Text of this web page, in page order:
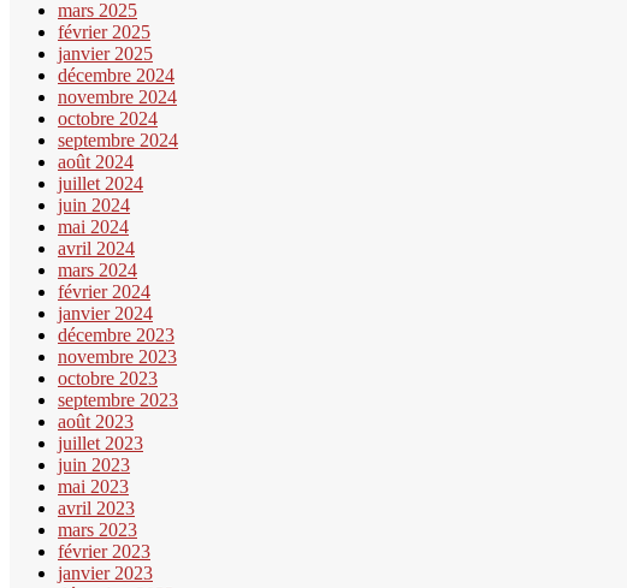
mars 2025
février 2025
janvier 2025
décembre 2024
novembre 2024
octobre 2024
septembre 2024
août 2024
juillet 2024
juin 2024
mai 2024
avril 2024
mars 2024
février 2024
janvier 2024
décembre 2023
novembre 2023
octobre 2023
septembre 2023
août 2023
juillet 2023
juin 2023
mai 2023
avril 2023
mars 2023
février 2023
janvier 2023